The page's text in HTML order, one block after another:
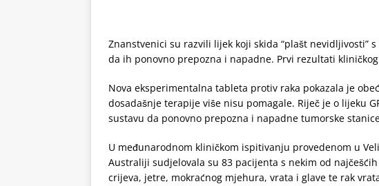
Znanstvenici su razvili lijek koji skida “plašt nevidljivosti”
da ih ponovno prepozna i napadne. Prvi rezultati
Nova eksperimentalna tableta protiv raka pokazala je
dosadašnje terapije više nisu pomagale. Riječ je o lijeku
sustavu da ponovno prepozna i napadne tumorske
U međunarodnom kliničkom ispitivanju provedenom u
Australiji sudjelovala su 83 pacijenta s nekim od
crijeva, jetre, mokraćnog mjehura, vrata i glave te rak